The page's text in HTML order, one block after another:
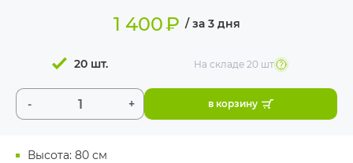
Высота: 80 см
1 400₽ / за 3 дня
- +
20 шт. На складе 20 шт
в корзину